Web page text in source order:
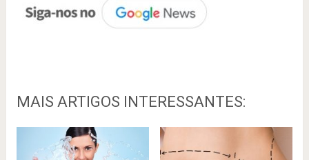
MAIS ARTIGOS INTERESSANTES: